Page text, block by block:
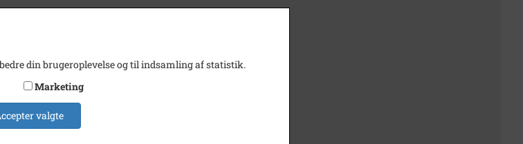
din brugeroplevelse og til indsamling af statistik.
Marketing
valgte